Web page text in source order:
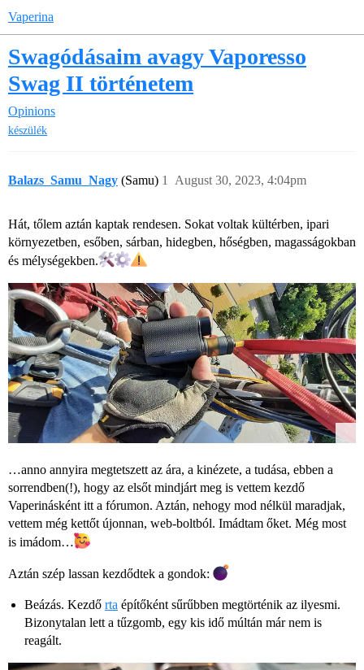
Vaperina
Swagódásaim avagy Vaporesso
Swag II történetem
Opinions
készülék
Balazs_Samu_Nagy (Samu) August 30, 2023, 4:04pm
1
Hát, tőlem aztán kaptak rendesen. Sokat voltak kültérben, ipari
környezetben, esőben, sárban, hidegben, hőségben, magasságokban
és mélységekben.
…anno annyira megtetszett az ára, a kinézete, a tudása, ebben a
sorrendben(!), hogy az elsőt mindjárt meg is vettem kezdő
Vaperinásként itt a fórumon. Aztán, nehogy mod nélkül maradjak,
vettem még kettőt újonnan, web-boltból. Imádtam őket. Még most
is imádom…
Aztán szép lassan kezdődtek a gondok:
Beázás. Kezdő rta építőként sűrűbben megtörténik az ilyesmi.
Bizonytalan lett a tűzgomb, egy kis idő múltán már nem is
reagált.